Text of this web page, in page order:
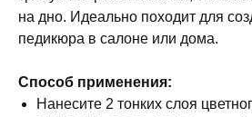
на дно. Идеально походит для
педикюра в салоне или дома.
Способ применения:
Нанесите 2 тонких слоя